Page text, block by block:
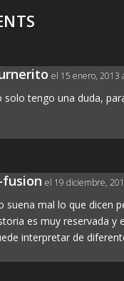
el 15 enero, 2013
solo tengo una duda,
fusion el 19 diciembre,
suena mal lo que dicen
es muy reservada y
interpretar de